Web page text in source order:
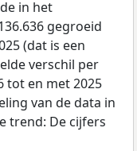
in het
gegroeid
(dat is een
verschil per
tot en met 2025
van de data in
trend: De cijfers